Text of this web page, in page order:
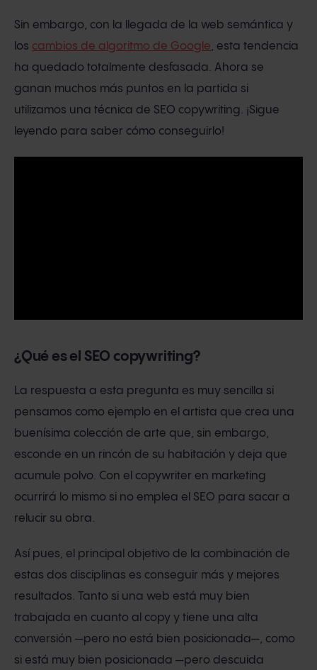
Sin embargo, con la llegada de la web semántica y
los cambios de algoritmo de Google, esta tendencia
ha quedado totalmente desfasada. Ahora se
ganan muchos más puntos en la partida si
utilizamos una técnica de SEO copywriting. ¡Sigue
leyendo para saber cómo conseguirlo!
¿Qué es el SEO copywriting?
La respuesta a esta pregunta es muy sencilla si
pensamos como ejemplo en el artista que crea una
buenísima colección de arte que, sin embargo,
esconde en un rincón de su habitación y deja que
acumule polvo. Con el copywriter en marketing
ocurrirá lo mismo si no emplea el SEO para sacar a
relucir su obra.
Así pues, el principal objetivo de la combinación de
estas dos disciplinas es conseguir más y mejores
resultados. Tanto si una web está muy bien
trabajada en cuanto al copy y tiene una alta
conversión —pero no está bien posicionada—, como
si está muy bien posicionada —pero descuida